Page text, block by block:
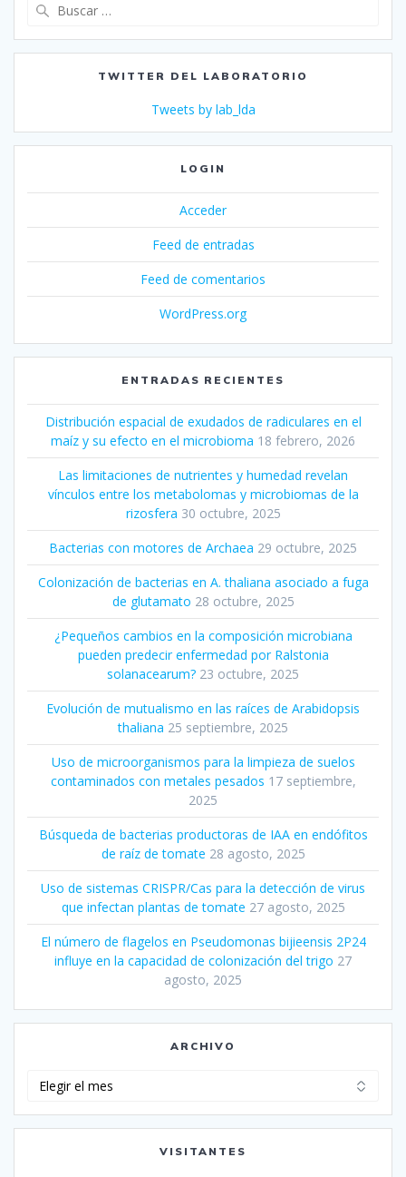
TWITTER DEL LABORATORIO
Tweets by lab_lda
LOGIN
Acceder
Feed de entradas
Feed de comentarios
WordPress.org
ENTRADAS RECIENTES
Distribución espacial de exudados de radiculares en el
maíz y su efecto en el microbioma 18 febrero, 2026
Las limitaciones de nutrientes y humedad revelan
vínculos entre los metabolomas y microbiomas de la
rizosfera 30 octubre, 2025
Bacterias con motores de Archaea 29 octubre, 2025
Colonización de bacterias en A. thaliana asociado a fuga
de glutamato 28 octubre, 2025
¿Pequeños cambios en la composición microbiana
pueden predecir enfermedad por Ralstonia
solanacearum? 23 octubre, 2025
Evolución de mutualismo en las raíces de Arabidopsis
thaliana 25 septiembre, 2025
Uso de microorganismos para la limpieza de suelos
contaminados con metales pesados 17 septiembre,
2025
Búsqueda de bacterias productoras de IAA en endófitos
de raíz de tomate 28 agosto, 2025
Uso de sistemas CRISPR/Cas para la detección de virus
que infectan plantas de tomate 27 agosto, 2025
El número de flagelos en Pseudomonas bijieensis 2P24
influye en la capacidad de colonización del trigo 27
agosto, 2025
ARCHIVO
VISITANTES